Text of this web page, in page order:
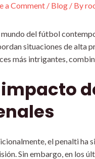
a Comment / Blog/ By
mundo del fútbol
situaciones de alta
más intrigantes,
impacto
el penalti ha
Sin embargo, en los